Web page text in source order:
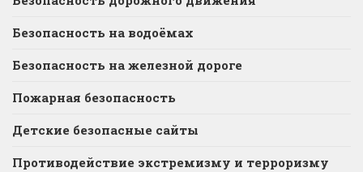
Безопасность на водоёмах
Безопасность на железной дороге
Пожарная безопасность
Детские безопасные сайты
Противодействие экстремизму и терроризму